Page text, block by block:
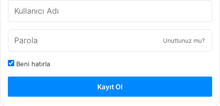
Unuttunuz mu?
Beni hatırla
Kayıt Ol